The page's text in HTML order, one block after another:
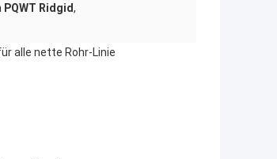
Ridgid,
alle nette Rohr-Linie